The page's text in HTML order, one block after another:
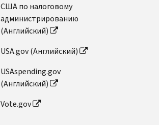
США по налоговому
администрированию
(Английский)
USA.gov (Английский)
USAspending.gov
(Английский)
Vote.gov